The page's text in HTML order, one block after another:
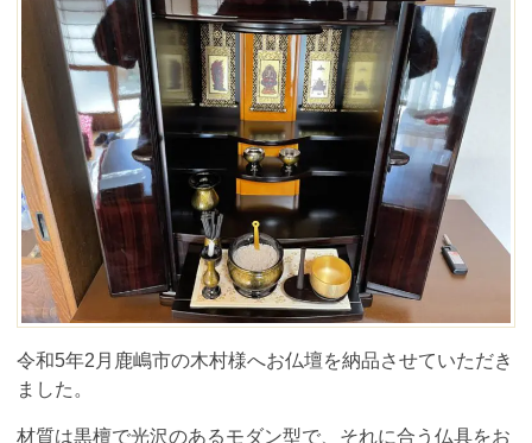
令和5年2月鹿嶋市の木村様へお仏壇を納品させていただき
ました。
材質は黒檀で光沢のあるモダン型で、それに合う仏具をお